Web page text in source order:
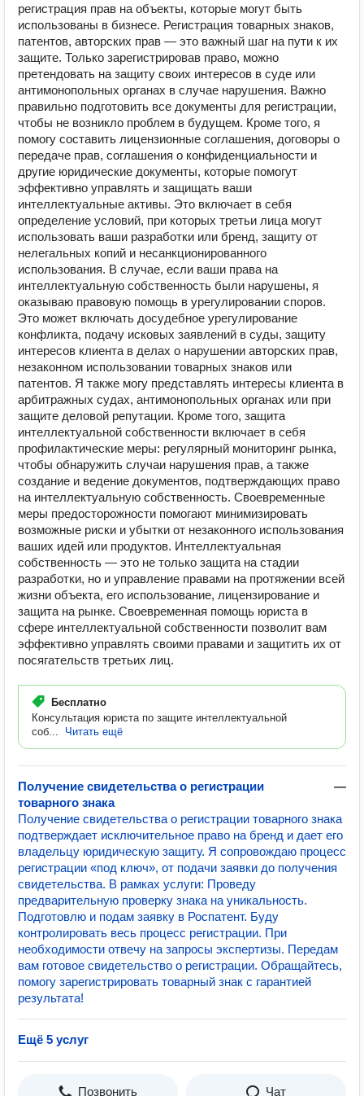
регистрация прав на объекты, которые могут быть
использованы в бизнесе. Регистрация товарных знаков,
патентов, авторских прав — это важный шаг на пути к их
защите. Только зарегистрировав право, можно
претендовать на защиту своих интересов в суде или
антимонопольных органах в случае нарушения. Важно
правильно подготовить все документы для регистрации,
чтобы не возникло проблем в будущем. Кроме того, я
помогу составить лицензионные соглашения, договоры о
передаче прав, соглашения о конфиденциальности и
другие юридические документы, которые помогут
эффективно управлять и защищать ваши
интеллектуальные активы. Это включает в себя
определение условий, при которых третьи лица могут
использовать ваши разработки или бренд, защиту от
нелегальных копий и несанкционированного
использования. В случае, если ваши права на
интеллектуальную собственность были нарушены, я
оказываю правовую помощь в урегулировании споров.
Это может включать досудебное урегулирование
конфликта, подачу исковых заявлений в суды, защиту
интересов клиента в делах о нарушении авторских прав,
незаконном использовании товарных знаков или
патентов. Я также могу представлять интересы клиента в
арбитражных судах, антимонопольных органах или при
защите деловой репутации. Кроме того, защита
интеллектуальной собственности включает в себя
профилактические меры: регулярный мониторинг рынка,
чтобы обнаружить случаи нарушения прав, а также
создание и ведение документов, подтверждающих право
на интеллектуальную собственность. Своевременные
меры предосторожности помогают минимизировать
возможные риски и убытки от незаконного использования
ваших идей или продуктов. Интеллектуальная
собственность — это не только защита на стадии
разработки, но и управление правами на протяжении всей
жизни объекта, его использование, лицензирование и
защита на рынке. Своевременная помощь юриста в
сфере интеллектуальной собственности позволит вам
эффективно управлять своими правами и защитить их от
посягательств третьих лиц.
Бесплатно
Консультация юриста по защите интеллектуальной
соб...
Читать ещё
Получение свидетельства о регистрации
товарного знака
—
Получение свидетельства о регистрации товарного знака
подтверждает исключительное право на бренд и дает его
владельцу юридическую защиту. Я сопровождаю процесс
регистрации «под ключ», от подачи заявки до получения
свидетельства. В рамках услуги: Проведу
предварительную проверку знака на уникальность.
Подготовлю и подам заявку в Роспатент. Буду
контролировать весь процесс регистрации. При
необходимости отвечу на запросы экспертизы. Передам
вам готовое свидетельство о регистрации. Обращайтесь,
помогу зарегистрировать товарный знак с гарантией
результата!
Ещё 5 услуг
Позвонить Чат